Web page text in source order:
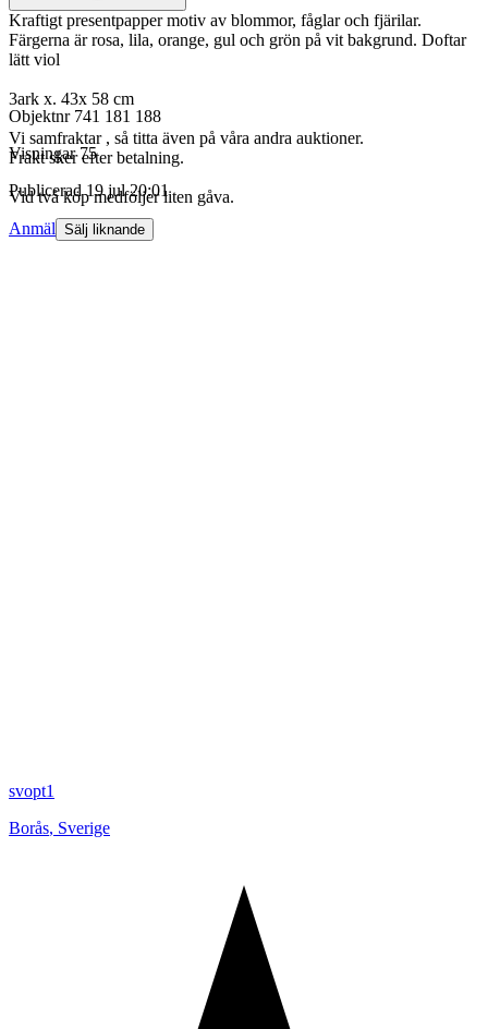
Kraftigt presentpapper motiv av blommor, fåglar och fjärilar.
Färgerna är rosa, lila, orange, gul och grön på vit bakgrund. Doftar
lätt viol
3ark x. 43x 58 cm
Vi samfraktar , så titta även på våra andra auktioner.
Frakt sker efter betalning.
Vid två köp medföljer liten gåva.
Objektnr 741 181 188
Visningar 75
Publicerad 19 jul 20:01
Anmäl Sälj liknande
svopt1
Borås, Sverige